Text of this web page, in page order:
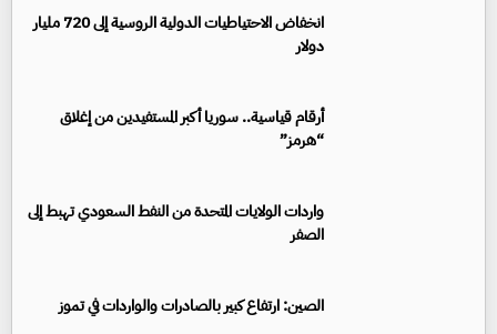
انخفاض الاحتياطيات الدولية الروسية إلى 720 مليار
دولار
أرقام قياسية.. سوريا أكبر المستفيدين من إغلاق
“هرمز”
واردات الولايات المتحدة من النفط السعودي تهبط إلى
الصفر
الصين: ارتفاع كبير بالصادرات والواردات في تموز